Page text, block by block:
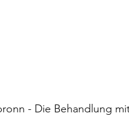
- Die Behandlung